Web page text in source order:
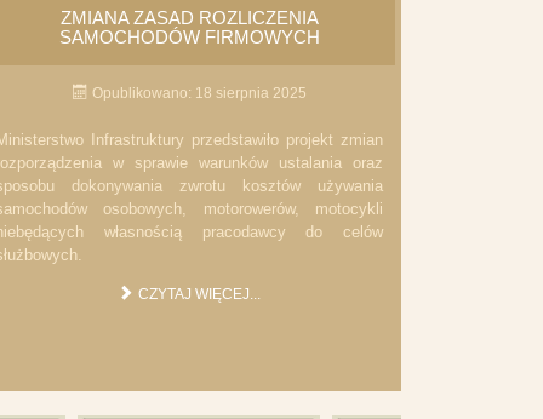
ZMIANA ZASAD ROZLICZENIA
SAMOCHODÓW FIRMOWYCH
Opublikowano: 18 sierpnia 2025
Infrastruktury przedstawiło projekt zmian
w sprawie warunków ustalania oraz
dokonywania zwrotu kosztów używania
osobowych, motorowerów, motocykli
własnością pracodawcy do celów
CZYTAJ WIĘCEJ...